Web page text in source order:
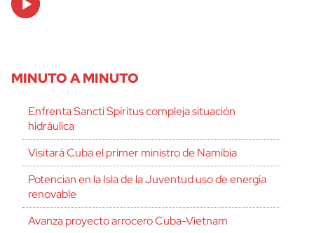
Player
MINUTO A MINUTO
Enfrenta Sancti Spíritus compleja situación
hidráulica
Visitará Cuba el primer ministro de Namibia
Potencian en la Isla de la Juventud uso de energía
renovable
Avanza proyecto arrocero Cuba-Vietnam